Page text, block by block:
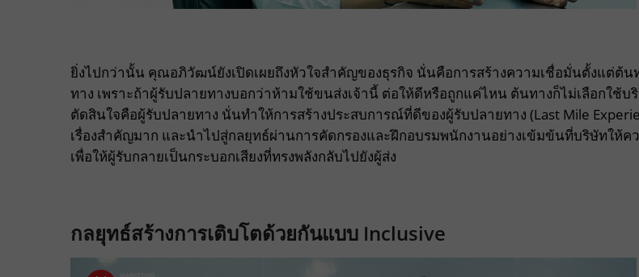
ยิ่งไปกว่านั้น คุณอภิวัฒน์ยังเปิดเผยถึงหัวใจสำคัญของธุรกิจ นั่นคือการสร้างความเชื่อมั่นตั้งแต่ต้น
ทาง เพราะถ้าผู้รับปลายทางบอกว่าห้ามใช้ขนส่งเจ้านี้ ต่อให้ดีหรือถูกแค่ไหน ต้นทางก็ไม่เลือกใช้บ
ตัดสินใจคือผู้รับปลายทาง นั่นทำให้การสร้างประสบการณ์ที่ดีของผู้รับปลายทาง (Last Mile
เรื่องสำคัญมาก และนำไปสู่กลยุทธ์ผ่านการคัดกรองและฝึกอบรมพนักงานอย่างเข้มข้นที่บริษัทให้ค
เพื่อให้ผู้รับกลายเป็นกระบอกเสียงที่ทรงพลังกลับไปยังผู้ส่ง
กลยุทธ์สร้างการเติบโตด้วยกันแบบ Inclusive